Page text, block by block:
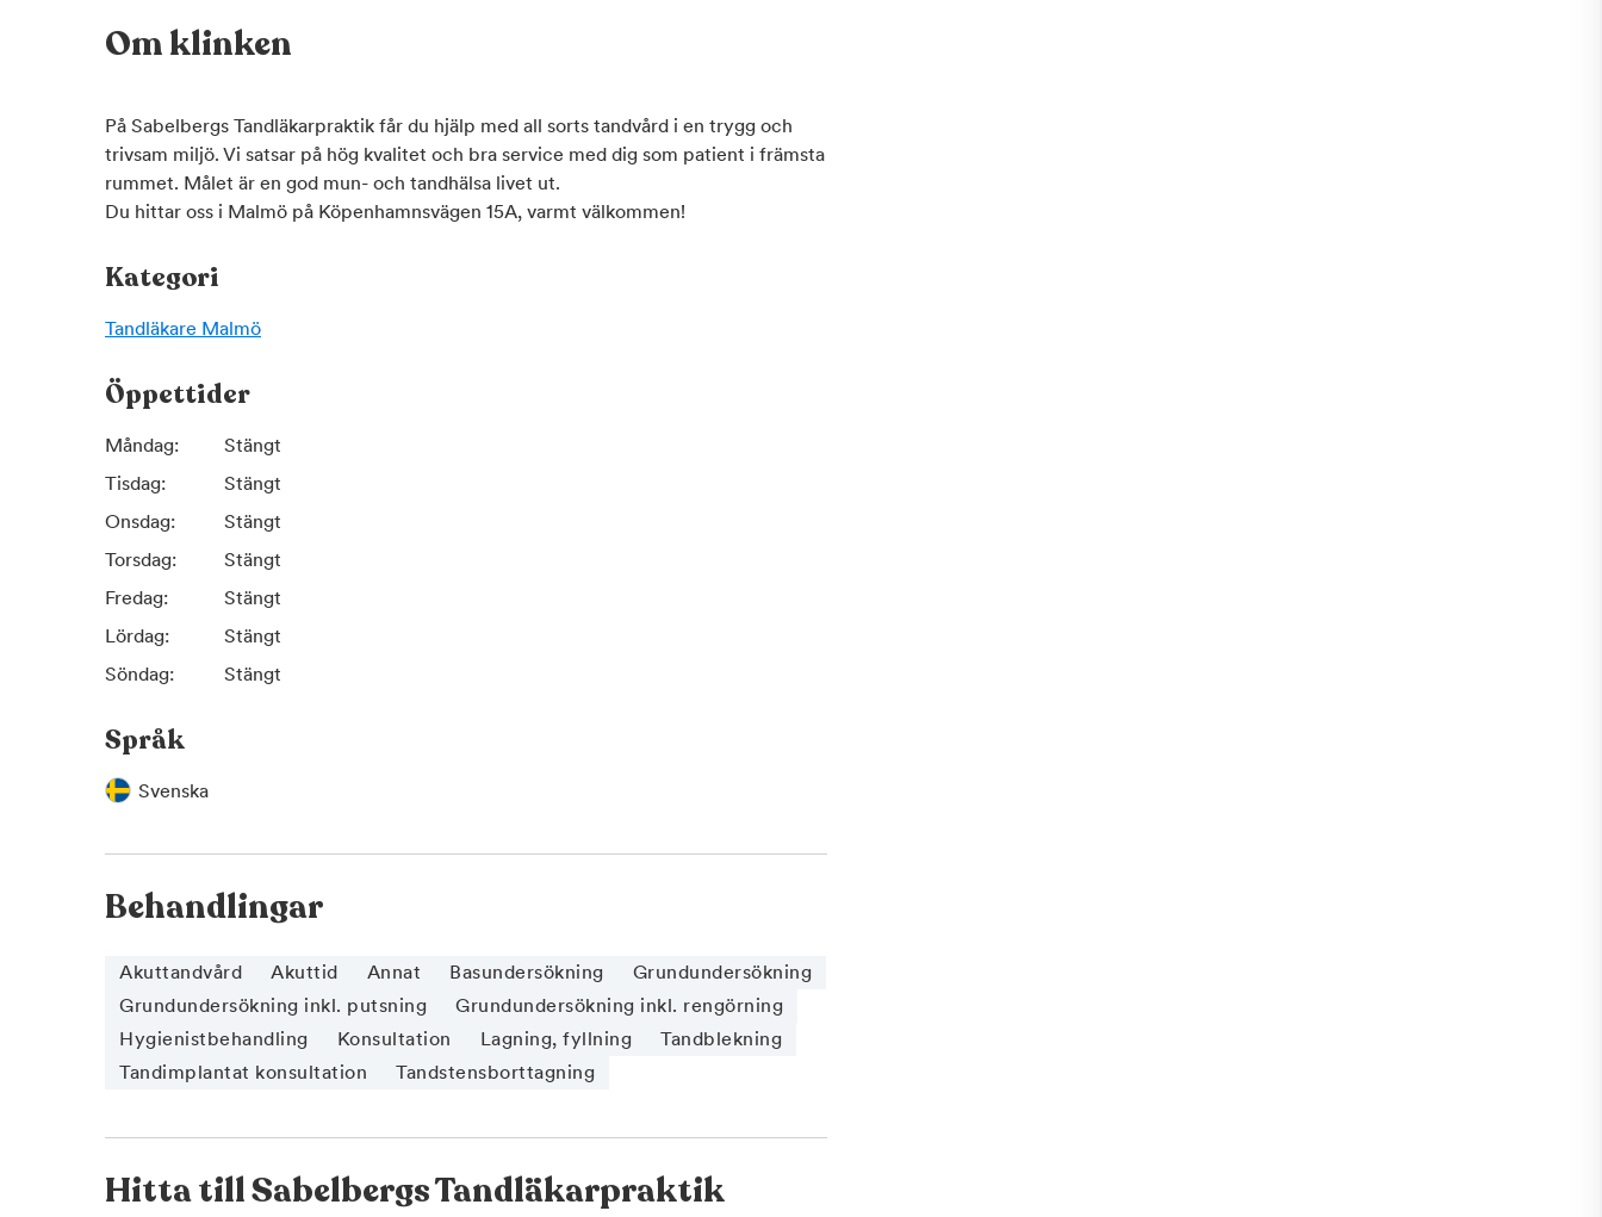
Om klinken
På Sabelbergs Tandläkarpraktik får du hjälp med all sorts tandvård i en trygg och
trivsam miljö. Vi satsar på hög kvalitet och bra service med dig som patient i främsta
rummet. Målet är en god mun- och tandhälsa livet ut.
Du hittar oss i Malmö på Köpenhamnsvägen 15A, varmt välkommen!
Kategori
Tandläkare Malmö
Öppettider
Måndag:
Stängt
Tisdag:
Stängt
Onsdag:
Stängt
Torsdag:
Stängt
Fredag:
Stängt
Lördag:
Stängt
Söndag:
Stängt
Språk
Svenska
Behandlingar
Akuttandvård Akuttid Annat Basundersökning
Grundundersökning
Grundundersökning inkl. putsning
Grundundersökning inkl. rengörning
Hygienistbehandling
Konsultation Lagning, fyllning
Tandblekning
Tandimplantat konsultation
Tandstensborttagning
Hitta tillSabelbergs Tandläkarpraktik